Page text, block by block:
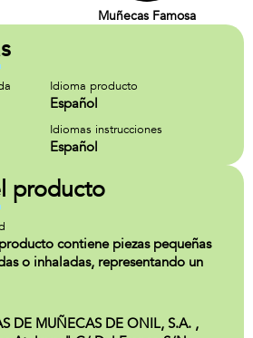
Muñecas Famosa
Idioma producto
Español
Idiomas instrucciones
Español
producto
contiene piezas pequeñas
o inhaladas, representando un
DE MUÑECAS DE ONIL, S.A. ,